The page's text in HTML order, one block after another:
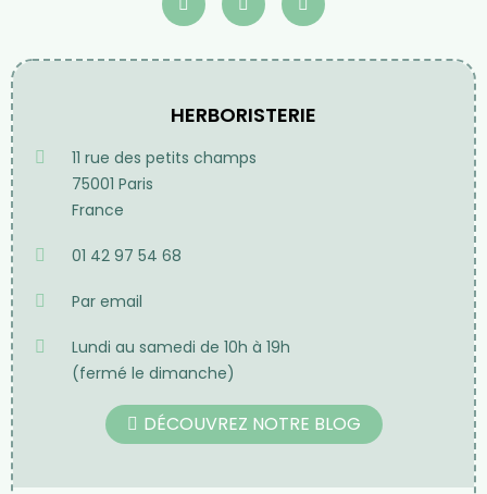
HERBORISTERIE
11 rue des petits champs
75001 Paris
France
01 42 97 54 68
Par email
Lundi au samedi de 10h à 19h
(fermé le dimanche)
DÉCOUVREZ NOTRE BLOG